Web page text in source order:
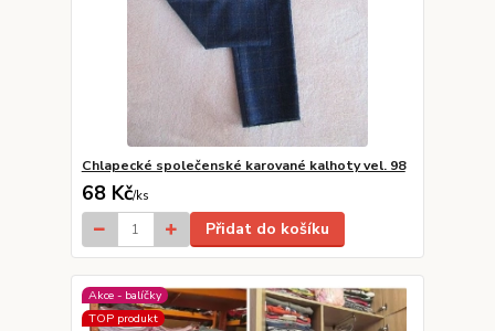
Chlapecké společenské karované kalhoty vel. 98
68 Kč/ks
Přidat do košíku
Akce - balíčky
TOP produkt